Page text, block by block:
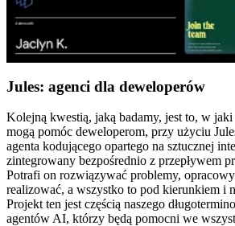
Jules: agenci dla deweloperów
Kolejną kwestią, jaką badamy, jest to, w
mogą pomóc deweloperom, przy użyciu
agenta kodującego opartego na sztucznej
zintegrowany bezpośrednio z przepływem
Potrafi on rozwiązywać problemy,
realizować, a wszystko to pod kierunkiem i
Projekt ten jest częścią naszego
agentów AI, którzy będą pomocni we